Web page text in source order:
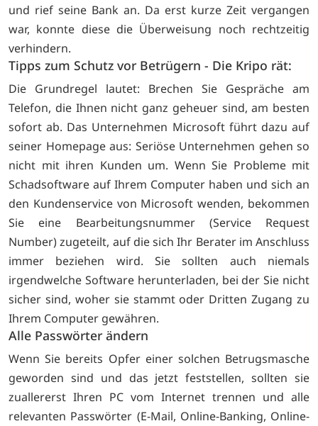
und rief seine Bank an. Da erst kurze Zeit vergangen
war, konnte diese die Überweisung noch rechtzeitig
verhindern.
Tipps zum Schutz vor Betrügern - Die Kripo rät:
Die Grundregel lautet: Brechen Sie Gespräche am
Telefon, die Ihnen nicht ganz geheuer sind, am besten
sofort ab. Das Unternehmen Microsoft führt dazu auf
seiner Homepage aus: Seriöse Unternehmen gehen so
nicht mit ihren Kunden um. Wenn Sie Probleme mit
Schadsoftware auf Ihrem Computer haben und sich an
den Kundenservice von Microsoft wenden, bekommen
Sie eine Bearbeitungsnummer (Service Request
Number) zugeteilt, auf die sich Ihr Berater im Anschluss
immer beziehen wird. Sie sollten auch niemals
irgendwelche Software herunterladen, bei der Sie nicht
sicher sind, woher sie stammt oder Dritten Zugang zu
Ihrem Computer gewähren.
Alle Passwörter ändern
Wenn Sie bereits Opfer einer solchen Betrugsmasche
geworden sind und das jetzt feststellen, sollten sie
zuallererst Ihren PC vom Internet trennen und alle
relevanten Passwörter (E-Mail, Online-Banking, Online-